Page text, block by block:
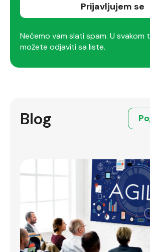
Prijavljujem se
Nećemo vam slati spam. U svakom
možete odjaviti sa liste.
Blog